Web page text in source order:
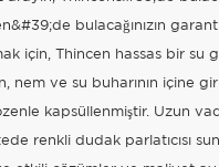
bulacağınızın
için, Thincen hassas bir su
nem ve su buharının içine
kapsüllenmiştir. Uzun
renkli dudak parlatıcısı